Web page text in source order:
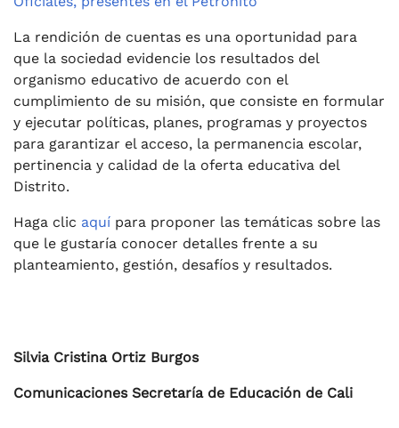
La rendición de cuentas es una oportunidad para
que la sociedad evidencie los resultados del
organismo educativo de acuerdo con el
cumplimiento de su misión, que consiste en formular
y ejecutar políticas, planes, programas y proyectos
para garantizar el acceso, la permanencia escolar,
pertinencia y calidad de la oferta educativa del
Distrito.
Haga clic aquí para proponer las temáticas sobre las
que le gustaría conocer detalles frente a su
planteamiento, gestión, desafíos y resultados.
Silvia Cristina Ortiz Burgos
Comunicaciones Secretaría de Educación de Cali